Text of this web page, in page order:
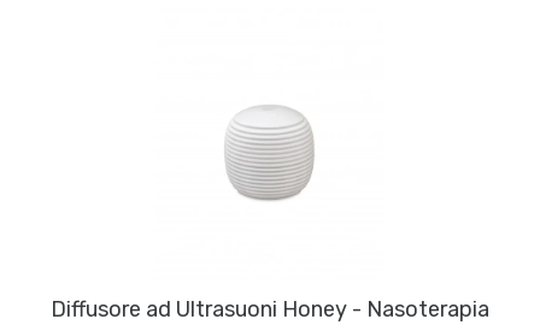
Diffusore ad Ultrasuoni Honey - Nasoterapia